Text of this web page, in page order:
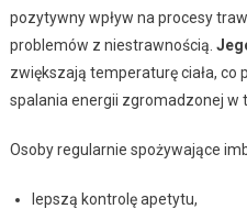
pozytywny wpływ na procesy
problemów z niestrawnością.
zwiększają temperaturę ciała,
spalania energii zgromadzonej w
Osoby regularnie spożywające
lepszą kontrolę apetytu,